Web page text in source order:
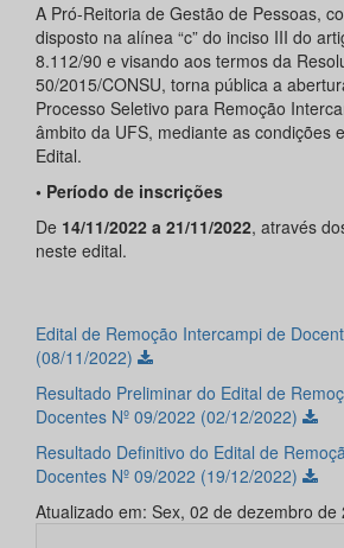
A Pró-Reitoria de Gestão de Pessoas,
disposto na alínea “c” do inciso III do
8.112/90 e visando aos termos da
50/2015/CONSU, torna pública a
Processo Seletivo para Remoção
âmbito da UFS, mediante as condições
Edital.
• Período de inscrições
De 14/11/2022 a 21/11/2022, através
neste edital.
Edital de Remoção Intercampi de
(08/11/2022)
Resultado Preliminar do Edital de
Docentes Nº 09/2022 (02/12/2022)
Resultado Definitivo do Edital de
Docentes Nº 09/2022 (19/12/2022)
Atualizado em: Sex, 02 de dezembro de